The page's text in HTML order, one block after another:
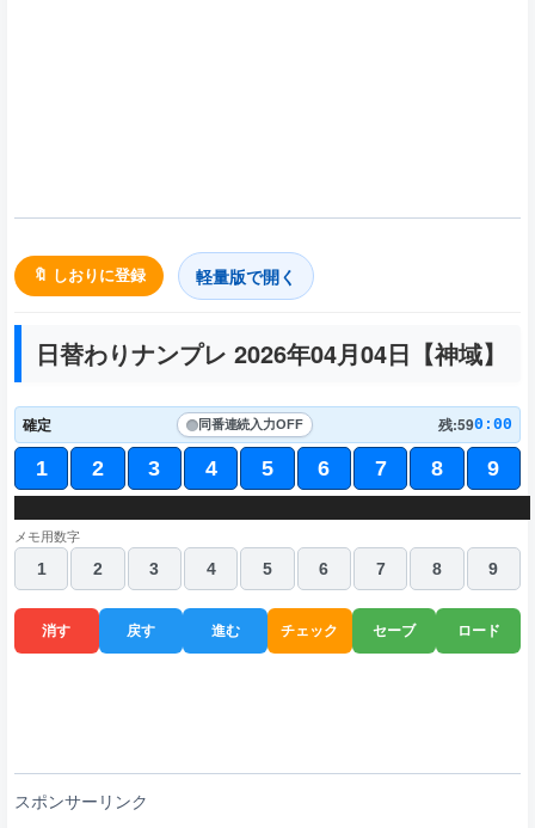
🔖 しおりに登録 軽量版で開く
日替わりナンプレ 2026年04月04日【神域】
確定 同番連続入力OFF 残:590:00
1 2 3 4 5 6 7 8 9
3 8 4 2 1
8 3 7
1 5
5 9 7 6
8
4 2 7
9 7 3 8
メモ用数字
1
2 3 4 5 6 7 8 9
消す 戻す 進む チェック セーブ ロード
スポンサーリンク